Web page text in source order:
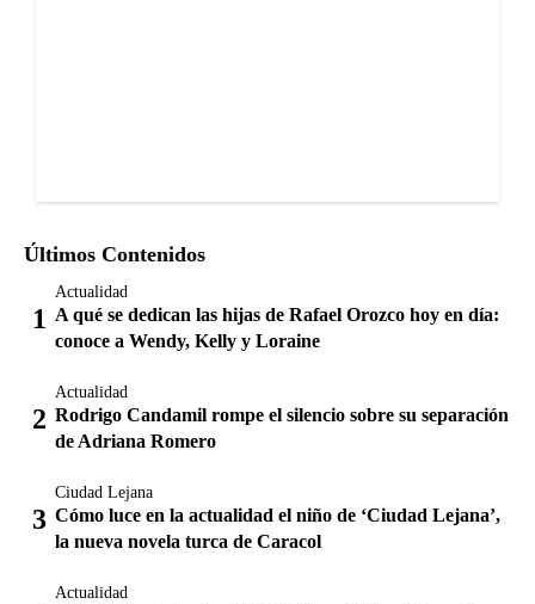
Últimos Contenidos
Actualidad
A qué se dedican las hijas de Rafael Orozco hoy en día:
conoce a Wendy, Kelly y Loraine
Actualidad
Rodrigo Candamil rompe el silencio sobre su separación
de Adriana Romero
Ciudad Lejana
Cómo luce en la actualidad el niño de ‘Ciudad Lejana’,
la nueva novela turca de Caracol
Actualidad